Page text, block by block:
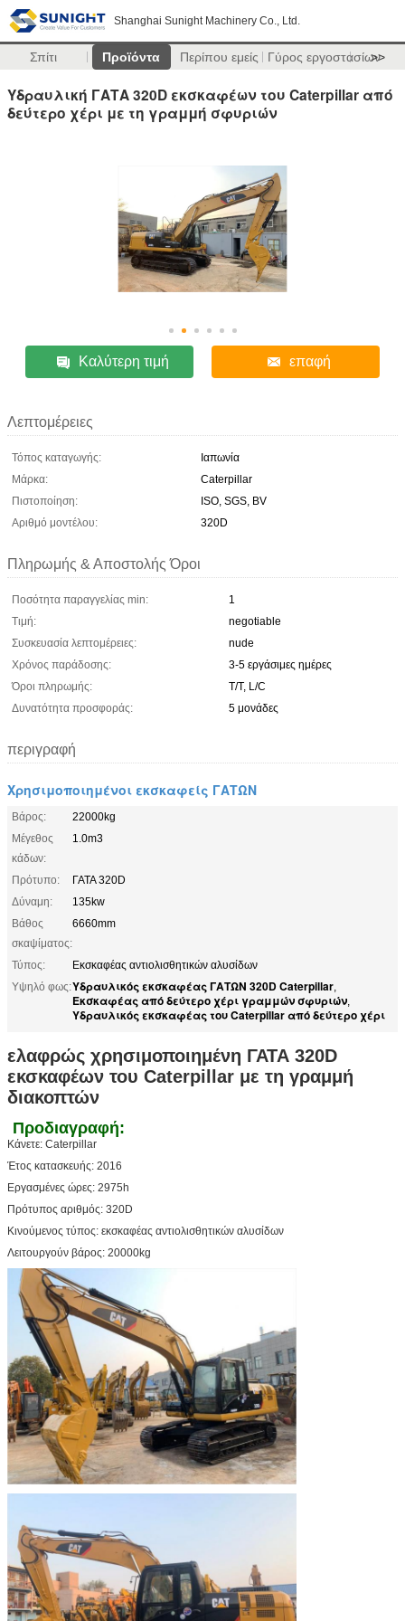
Shanghai Sunight Machinery Co., Ltd.
Σπίτι Προϊόντα Περίπου εμείς Γύρος εργοστασίων
>>
Υδραυλική ΓΑΤΑ 320D εκσκαφέων του Caterpillar από
δεύτερο χέρι με τη γραμμή σφυριών
Καλύτερη τιμή επαφή
Λεπτομέρειες
Τόπος καταγωγής:
Ιαπωνία
Μάρκα:
Caterpillar
Πιστοποίηση:
ISO, SGS, BV
Αριθμό μοντέλου:
320D
Πληρωμής & Αποστολής Όροι
Ποσότητα παραγγελίας min:
1
Τιμή:
negotiable
Συσκευασία λεπτομέρειες:
nude
Χρόνος παράδοσης:
3-5 εργάσιμες ημέρες
Όροι πληρωμής:
T/T, L/C
Δυνατότητα προσφοράς:
5 μονάδες
περιγραφή
Χρησιμοποιημένοι εκσκαφείς ΓΑΤΩΝ
Βάρος:
22000kg
Μέγεθος
κάδων:
1.0m3
Πρότυπο:
ΓΑΤΑ 320D
Δύναμη:
135kw
Βάθος
σκαψίματος:
6660mm
Τύπος:
Εκσκαφέας αντιολισθητικών αλυσίδων
Υψηλό φως:Υδραυλικός εκσκαφέας ΓΑΤΩΝ 320D Caterpillar,
Εκσκαφέας από δεύτερο χέρι γραμμών σφυριών,
Υδραυλικός εκσκαφέας του Caterpillar από δεύτερο χέρι
ελαφρώς χρησιμοποιημένη ΓΑΤΑ 320D
εκσκαφέων του Caterpillar με τη γραμμή
διακοπτών
Προδιαγραφή:
Κάνετε: Caterpillar
Έτος κατασκευής: 2016
Εργασμένες ώρες: 2975h
Πρότυπος αριθμός: 320D
Κινούμενος τύπος: εκσκαφέας αντιολισθητικών αλυσίδων
Λειτουργούν βάρος: 20000kg